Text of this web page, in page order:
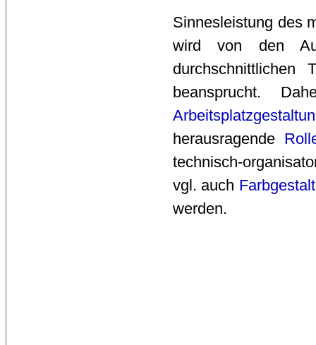
Sinnesleistung des
wird von den
durchschnittlichen
beansprucht.
herausragende
technisch-
vgl. auch
werden.